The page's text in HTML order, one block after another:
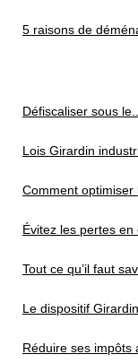
5 raisons de
Défiscaliser sous le...
Lois Girardin
Comment optimiser
Évitez les pertes en
Tout ce qu’il faut
Le dispositif Girardin
Réduire ses impôts